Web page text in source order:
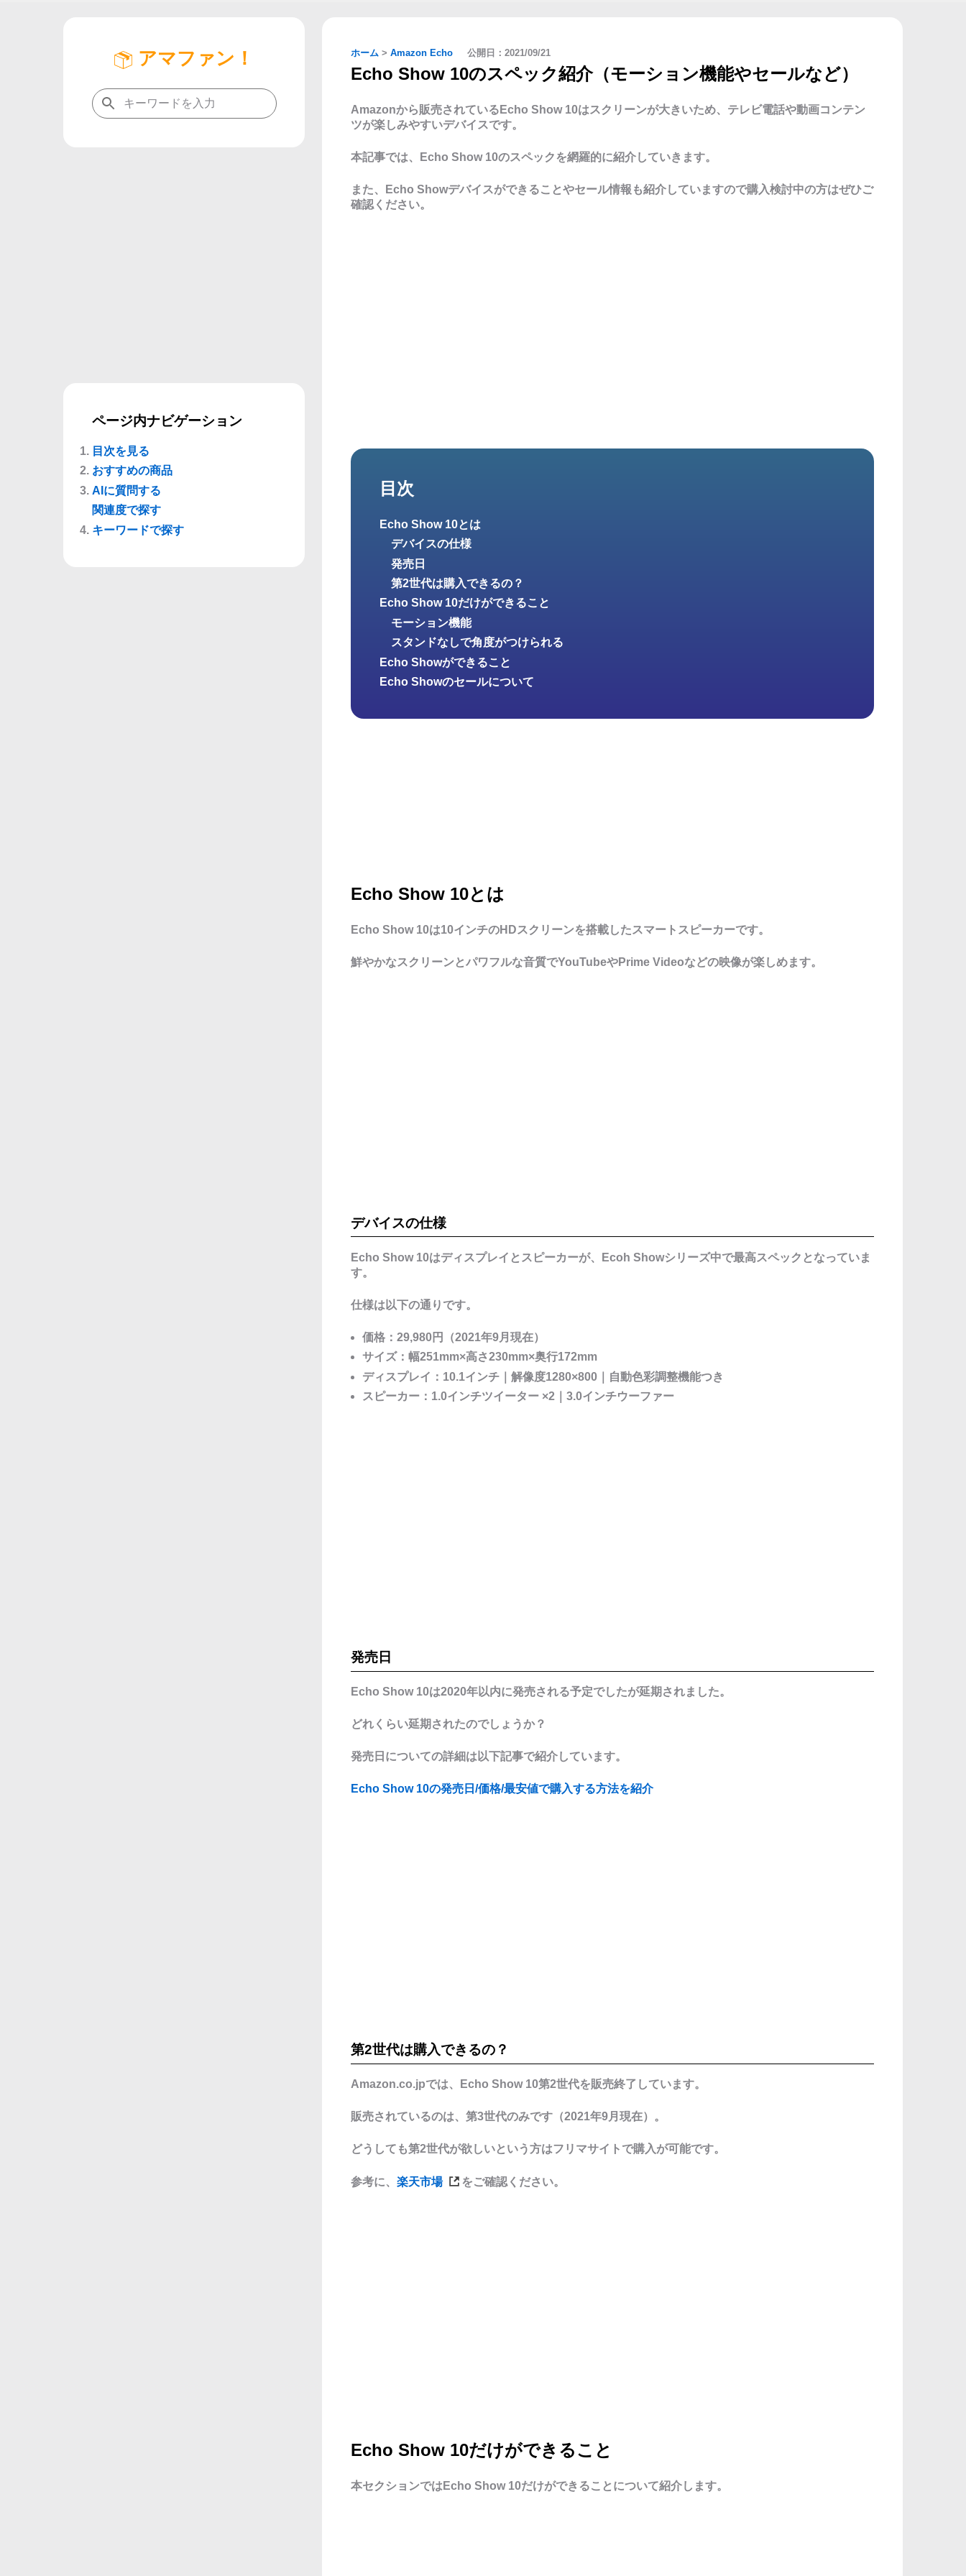
ホーム > Amazon Echo 公開日： 2021/09/21
Echo Show 10のスペック紹介（モーション機能やセールなど）
Amazonから販売されているEcho Show 10はスクリーンが大きいため、テレビ電話や動画コンテン
ツが楽しみやすいデバイスです。
本記事では、Echo Show 10のスペックを網羅的に紹介していきます。
また、Echo Showデバイスができることやセール情報も紹介していますので購入検討中の方はぜひご
確認ください。
目次
Echo Show 10とは
デバイスの仕様
発売日
第2世代は購入できるの？
Echo Show 10だけができること
モーション機能
スタンドなしで角度がつけられる
Echo Showができること
Echo Showのセールについて
Echo Show 10とは
Echo Show 10は10インチのHDスクリーンを搭載したスマートスピーカーです。
鮮やかなスクリーンとパワフルな音質でYouTubeやPrime Videoなどの映像が楽しめます。
デバイスの仕様
Echo Show 10はディスプレイとスピーカーが、Ecoh Showシリーズ中で最高スペックとなっていま
す。
仕様は以下の通りです。
価格：29,980円（2021年9月現在）
サイズ：幅251mm×高さ230mm×奥行172mm
ディスプレイ：10.1インチ｜解像度1280×800｜自動色彩調整機能つき
スピーカー：1.0インチツイーター ×2｜3.0インチウーファー
発売日
Echo Show 10は2020年以内に発売される予定でしたが延期されました。
どれくらい延期されたのでしょうか？
発売日についての詳細は以下記事で紹介しています。
Echo Show 10の発売日/価格/最安値で購入する方法を紹介
第2世代は購入できるの？
Amazon.co.jpでは、Echo Show 10第2世代を販売終了しています。
販売されているのは、第3世代のみです（2021年9月現在）。
どうしても第2世代が欲しいという方はフリマサイトで購入が可能です。
参考に、 楽天市場 をご確認ください。
Echo Show 10だけができること
本セクションではEcho Show 10だけができることについて紹介します。
アマファン！
ページ内ナビゲーション
目次を見る
おすすめの商品
AIに質問する
関連度で探す
キーワードで探す